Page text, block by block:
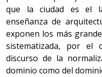
que la ciudad es el
enseñanza de
exponen los más
sistematizada, por el
discurso de la
dominio como del